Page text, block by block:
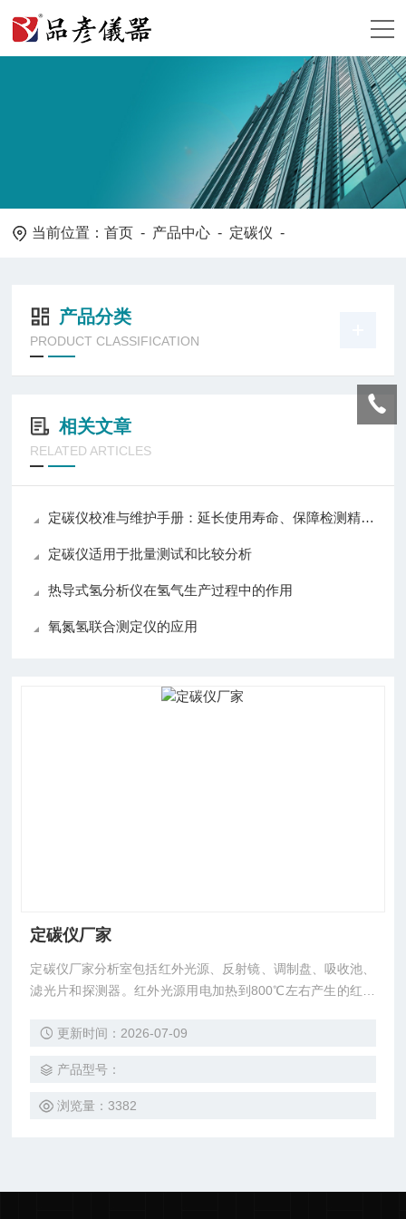
当前位置：首页 - 产品中心 - 定碳仪 -
产品分类
PRODUCT CLASSIFICATION
相关文章
RELATED ARTICLES
定碳仪校准与维护手册：延长使用寿命、保障检测精度的关键步骤
定碳仪适用于批量测试和比较分析
热导式氢分析仪在氢气生产过程中的作用
氧氮氢联合测定仪的应用
定碳仪厂家
定碳仪厂家分析室包括红外光源、反射镜、调制盘、吸收池、
滤光片和探测器。红外光源用电加热到800℃左右产生的红外
到吸收池。
更新时间：2026-07-09
产品型号：
浏览量：3382